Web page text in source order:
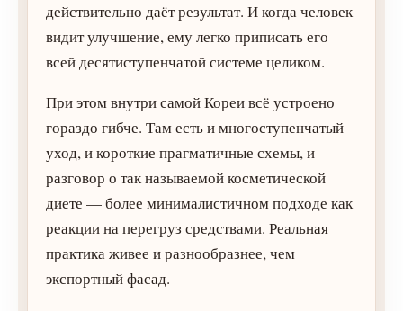
действительно даёт результат. И когда человек
видит улучшение, ему легко приписать его
всей десятиступенчатой системе целиком.
При этом внутри самой Кореи всё устроено
гораздо гибче. Там есть и многоступенчатый
уход, и короткие прагматичные схемы, и
разговор о так называемой косметической
диете — более минималистичном подходе как
реакции на перегруз средствами. Реальная
практика живее и разнообразнее, чем
экспортный фасад.